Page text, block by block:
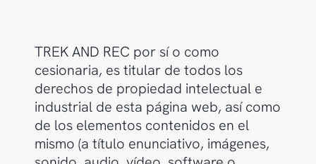
TREK AND REC por sí o como
cesionaria, es titular de todos los
derechos de propiedad intelectual e
industrial de esta página web, así como
de los elementos contenidos en el
mismo (a título enunciativo, imágenes,